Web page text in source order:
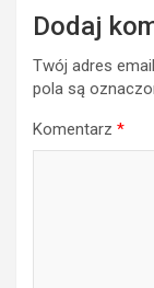
Dodaj
Twój adres
pola są
Komentarz *